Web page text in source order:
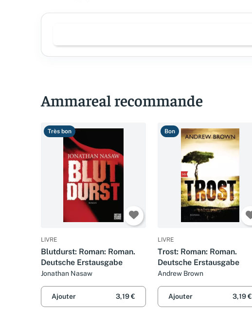
Ammareal recommande
Très bon
LIVRE
Blutdurst: Roman: Roman.
Deutsche Erstausgabe
Jonathan Nasaw
Ajouter 3,19 €
Bon
LIVRE
Trost: Roman: Roman.
Deutsche Erstausgabe
Andrew Brown
Ajouter 3,19 €